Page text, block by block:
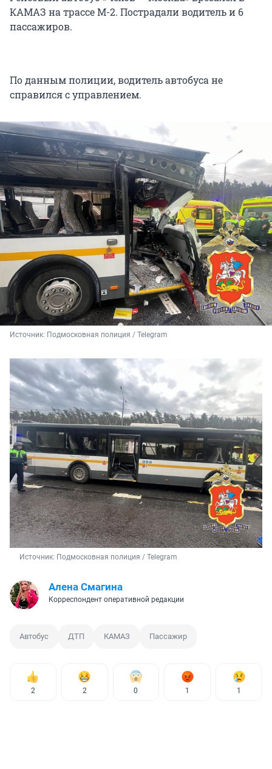
КАМАЗ на трассе М-2. Пострадали водитель и 6
пассажиров.
По данным полиции, водитель автобуса не
справился с управлением.
Источник: Подмосковная полиция / Telegram
Источник: Подмосковная полиция / Telegram
Алена Смагина
Корреспондент оперативной редакции
Автобус ДТП КАМАЗ Пассажир
2 2 0 1 1